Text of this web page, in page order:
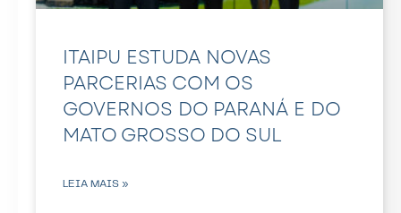
ITAIPU ESTUDA NOVAS
PARCERIAS COM OS
GOVERNOS DO PARANÁ E DO
MATO GROSSO DO SUL
LEIA MAIS »